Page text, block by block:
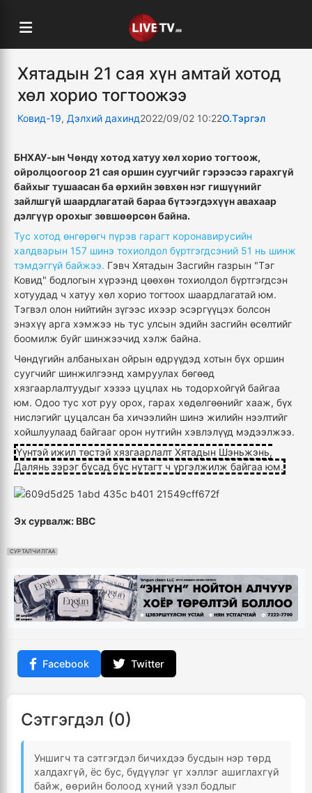
Хятадын 21 сая хүн амтай хотод
хөл хорио тогтоожээ
Ковид-19, Дэлхий дахинд2022/09/02 10:22О.Тэргэл
БНХАУ-ын Чөндү хотод хатуу хөл хорио тогтоож,
ойролцоогоор 21 сая оршин суугчийг гэрээсээ гарахгүй
байхыг тушаасан ба өрхийн зөвхөн нэг гишүүнийг
зайлшгүй шаардлагатай бараа бүтээгдэхүүн авахаар
дэлгүүр орохыг зөвшөөрсөн байна.
Тус хотод өнгөрөгч пүрэв гарагт коронавирусийн
халдварын 157 шинэ тохиолдол бүртгэгдсэний 51 нь шинж
тэмдэггүй байжээ. Гэвч Хятадын Засгийн газрын "Тэг
Ковид" бодлогын хүрээнд цөөхөн тохиолдол бүртгэгдсэн
хотуудад ч хатуу хөл хорио тогтоох шаардлагатай юм.
Тэгвэл олон нийтийн зүгээс ихээр эсэргүүцэх болсон
энэхүү арга хэмжээ нь тус улсын эдийн засгийн өсөлтийг
боомилж буйг шинжээчид хэлж байна.
Чөндүгийн албаныхан ойрын өдрүүдэд хотын бүх оршин
суугчийг шинжилгээнд хамруулах бөгөөд
хязгаарлалтуудыг хэзээ цуцлах нь тодорхойгүй байгаа
юм. Одоо тус хот руу орох, гарах хөдөлгөөнийг хааж, бүх
нислэгийг цуцалсан ба хичээлийн шинэ жилийн нээлтийг
хойшлуулаад байгааг орон нутгийн хэвлэлүүд мэдээлжээ.
Үүнтэй ижил төстэй хязгаарлалт Хятадын Шэньжэнь,
Далянь зэрэг бусад бүс нутагт ч үргэлжилж байгаа юм.
Эх сурвалж: BBC
СУРТАЛЧИЛГАА
Facebook Twitter
Сэтгэгдэл (0)
Уншигч та сэтгэгдэл бичихдээ бусдын нэр төрд
халдахгүй, ёс бус, бүдүүлэг үг хэллэг ашиглахгүй
байж, өөрийн болоод хүний үзэл бодлыг